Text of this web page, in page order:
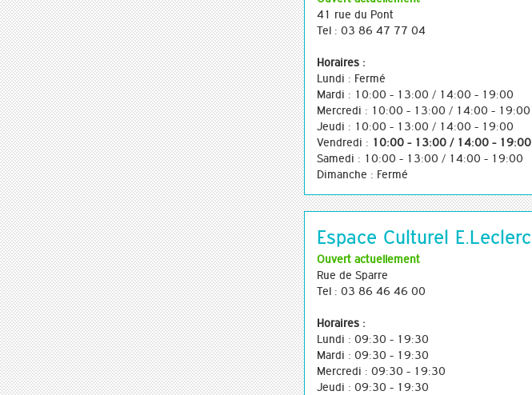
41 rue du Pont
Tel : 03 86 47 77 04
Horaires :
Lundi : Fermé
Mardi : 10:00 - 13:00 / 14:00 - 19:00
Mercredi : 10:00 - 13:00 / 14:00 - 19:00
Jeudi : 10:00 - 13:00 / 14:00 - 19:00
Vendredi : 10:00 - 13:00 / 14:00 - 19:00
Samedi : 10:00 - 13:00 / 14:00 - 19:00
Dimanche : Fermé
Espace Culturel E.Leclerc
Ouvert actuellement
Rue de Sparre
Tel : 03 86 46 46 00
Horaires :
Lundi : 09:30 - 19:30
Mardi : 09:30 - 19:30
Mercredi : 09:30 - 19:30
Jeudi : 09:30 - 19:30